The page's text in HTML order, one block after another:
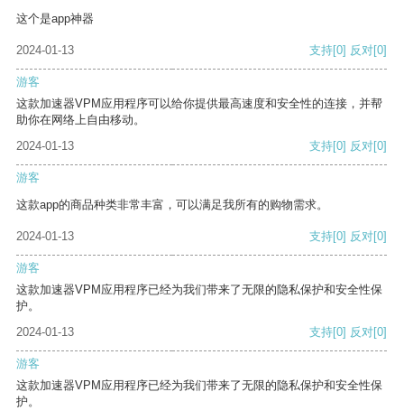
这个是app神器
2024-01-13 支持[0] 反对[0]
游客
这款加速器VPM应用程序可以给你提供最高速度和安全性的连接，并帮
助你在网络上自由移动。
2024-01-13
支持[0] 反对[0]
游客
这款app的商品种类非常丰富，可以满足我所有的购物需求。
2024-01-13 支持[0] 反对[0]
游客
这款加速器VPM应用程序已经为我们带来了无限的隐私保护和安全性保
护。
2024-01-13
支持[0] 反对[0]
游客
这款加速器VPM应用程序已经为我们带来了无限的隐私保护和安全性保
护。